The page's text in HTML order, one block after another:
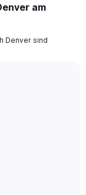
am
Denver sind